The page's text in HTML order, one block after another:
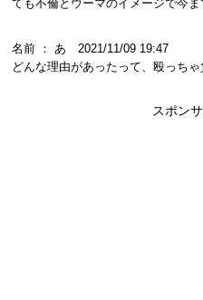
ても不倫とウーマのイメージで今ま
名前 ： あ 2021/11/09 19:47
どんな理由があったって、殴っちゃ
スポン